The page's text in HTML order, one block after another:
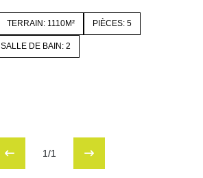
TERRAIN: 1110M² PIÈCES: 5
SALLE DE BAIN: 2
1/1